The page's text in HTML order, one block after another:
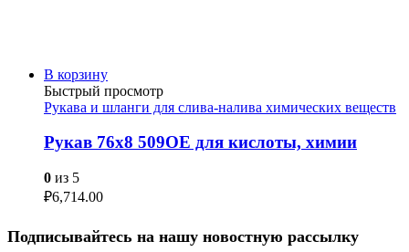
В корзину
Быстрый просмотр
Рукава и шланги для слива-налива химических веществ
Рукав 76х8 509OE для кислоты, химии
0 из 5
₽6,714.00
Подписывайтесь на нашу новостную рассылку